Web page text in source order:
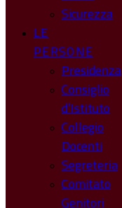
Sicurezza
LE
PERSONE
Presidenza
Consiglio
d’Istituto
Collegio
Docenti
Segreteria
Comitato
Genitori